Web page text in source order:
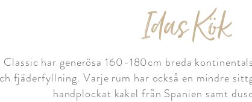
Idas Kök
har generösa 160-180cm breda
fjäderfyllning. Varje rum har också en mindre
handplockat kakel från Spanien samt